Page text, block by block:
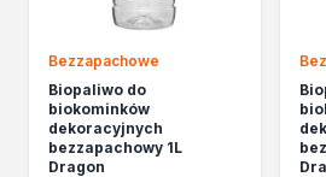
Bezzapachowe
Biopaliwo do
biokominków
dekoracyjnych
bezzapachowy 1L
Dragon